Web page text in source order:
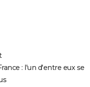
: l'un d'entre eux se